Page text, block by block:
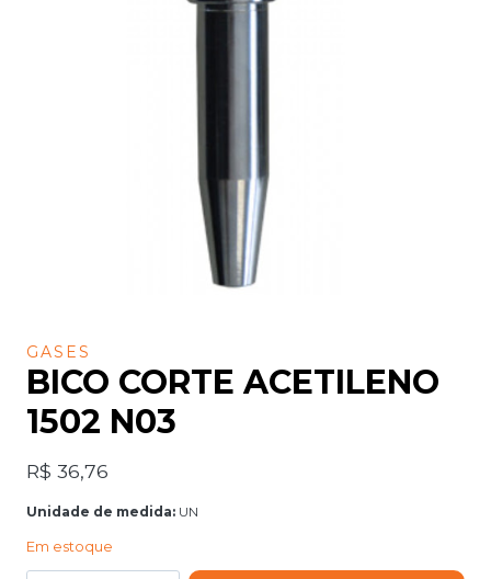
GASES
BICO CORTE ACETILENO
1502 N03
R$ 36,76
Unidade de medida: UN
Em estoque